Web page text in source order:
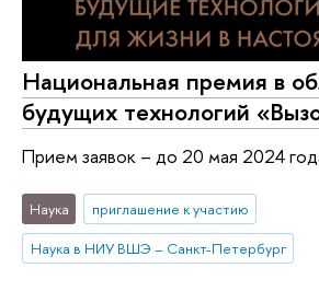
Национальная премия в
будущих технологий
Прием заявок – до 20 мая 2024
Наука
приглашение к участию
Наука в НИУ ВШЭ – Санкт-Петербург